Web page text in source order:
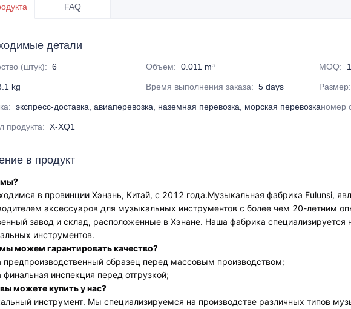
FAQ
детали
(штук): 6 Объем: 0.011 m³ MOQ:
kg Время выполнения заказа: 5 days Размер:
: экспресс-доставка, авиаперевозка, наземная перевозка, морская перевозканомер
продукта: X-XQ1
в продукт
мы?
в провинции Хэнань, Китай, с 2012 года.Музыкальная фабрика Fulunsi,
аксессуаров для музыкальных инструментов с более чем 20-летним
завод и склад, расположенные в Хэнане. Наша фабрика специализируется
инструментов.
можем гарантировать качество?
предпроизводственный образец перед массовым производством;
финальная инспекция перед отгрузкой;
можете купить у нас?
инструмент. Мы специализируемся на производстве различных типов